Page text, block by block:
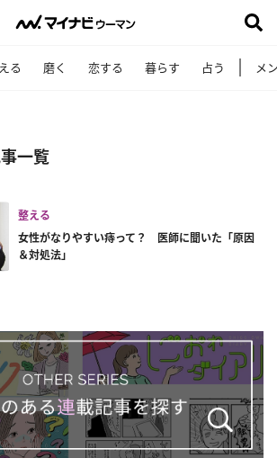
る 磨く 恋する 暮らす 占う メ
一覧
整える
女性がなりやすい痔って？ 医師に聞いた「原因
＆対処法」